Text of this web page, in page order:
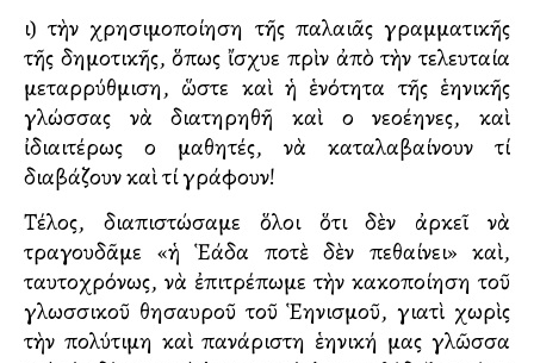
ι) τὴν χρησιμοποίηση τῆς παλαιᾶς γραμματικῆς
τῆς δημοτικῆς, ὅπως ἴσχυε πρὶν ἀπὸ τὴν τελευταία
μεταρρύθμιση, ὥστε καὶ ἡ ἑνότητα τῆς ἑλληνικῆς
γλώσσας νὰ διατηρηθῆ καὶ οἱ νεοέλληνες, καὶ
ἰδιαιτέρως οἱ μαθητές, νὰ καταλαβαίνουν τί
διαβάζουν καὶ τί γράφουν!
Τέλος, διαπιστώσαμε ὅλοι ὅτι δὲν ἀρκεῖ νὰ
τραγουδᾶμε «ἡ Ἑλλάδα ποτὲ δὲν πεθαίνει» καὶ,
ταυτοχρόνως, νὰ ἐπιτρέπωμε τὴν κακοποίηση τοῦ
γλωσσικοῦ θησαυροῦ τοῦ Ἑλληνισμοῦ, γιατὶ χωρὶς
τὴν πολύτιμη καὶ πανάριστη ἑλληνική μας γλῶσσα